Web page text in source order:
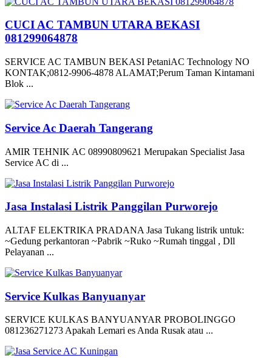
CUCI AC TAMBUN UTARA BEKASI
081299064878
SERVICE AC TAMBUN BEKASI PetaniAC Technology NO
KONTAK;0812-9906-4878 ALAMAT;Perum Taman Kintamani
Blok ...
Service Ac Daerah Tangerang
AMIR TEHNIK AC 08990809621 Merupakan Specialist Jasa
Service AC di ...
Jasa Instalasi Listrik Panggilan Purworejo
ALTAF ELEKTRIKA PRADANA Jasa Tukang listrik untuk:
~Gedung perkantoran ~Pabrik ~Ruko ~Rumah tinggal , Dll
Pelayanan ...
Service Kulkas Banyuanyar
SERVICE KULKAS BANYUANYAR PROBOLINGGO
081236271273 Apakah Lemari es Anda Rusak atau ...